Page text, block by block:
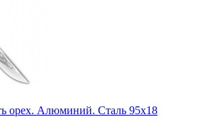
орех. Алюминий. Сталь 95х18